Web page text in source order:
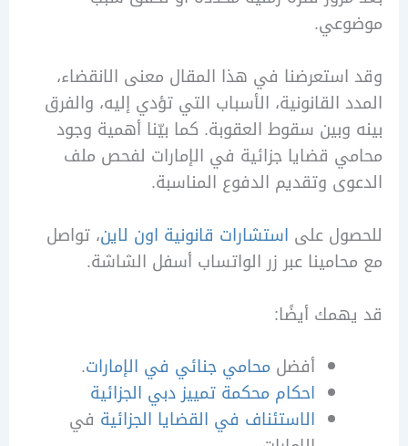
في هذا المقال معنى الانقضاء،
القانونية، الأسباب التي تؤدي إليه، والفرق
سقوط العقوبة. كما بيّنا أهمية وجود
قضايا جزائية في الإمارات لفحص ملف
وتقديم الدفوع المناسبة.
علىاستشارات قانونية اون لاين ، تواصل
عبر زر الواتساب أسفل الشاشة.
أيضًا:
أفضلمحامي جنائي في الإمارات
احكام محكمة تمييز دبي الجزائية
الاستئناف في القضايا الجزائيةفي